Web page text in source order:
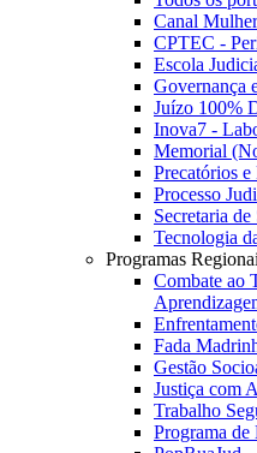
Canal
CPTEC -
Escola
Governança
Juízo 100%
Inova7 -
Memorial
Precatórios
Processo
Secretaria de
Tecnologia
Programas
Combate ao
Fada
Gestão
Justiça com
Trabalho
Programa de